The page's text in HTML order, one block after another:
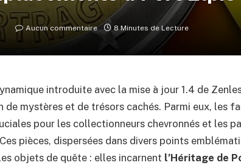
Aucun commentaire 8 Minutes de Lecture
introduite avec la mise à jour 1.4 de
de mystères et de trésors cachés. Parmi eux, les
pour les collectionneurs chevronnés et les
pièces, dispersées dans divers points
objets de quête : elles incarnent l’Héritage de